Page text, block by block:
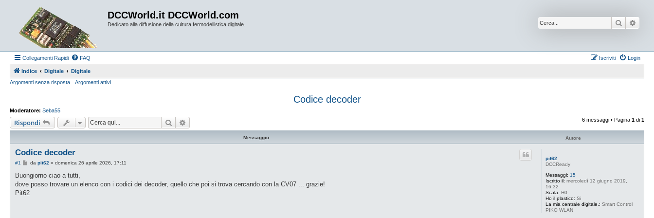
DCCWorld.it DCCWorld.com
Dedicato alla diffusione della cultura fermodellistica digitale. Cerca
Collegamenti Rapidi FAQ Login
Iscriviti
Indice Digitale
Digitale
Argomenti senza risposta
Argomenti attivi
Codice decoder
Moderatore: Seba55
Rispondi Cerca 6 messaggi • Pagina 1 di 1
Messaggio Autore
pit62
DCCReady
Messaggi: 15
Iscritto il: mercoledì 12 giugno 2019,
16:32
Scala: H0
Ho il plastico: Si
La mia centrale digitale.: Smart Control
PIKO WLAN
Codice decoder
#1
M
s
s
a
g
da pit62 » domenica 26 aprile 2026, 17:11
Buongiorno ciao a tutti,
dove posso trovare un elenco con i codici dei decoder, quello che poi si trova cercando con la CV07 ... grazie!
Pit62